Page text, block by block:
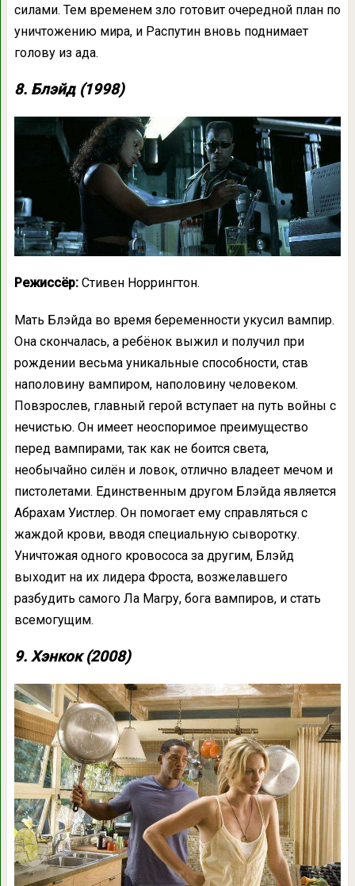
силами. Тем временем зло готовит очередной план по
уничтожению мира, и Распутин вновь поднимает
голову из ада.
8. Блэйд (1998)
Режиссёр:Стивен Норрингтон.
Мать Блэйда во время беременности укусил вампир.
Она скончалась, а ребёнок выжил и получил при
рождении весьма уникальные способности, став
наполовину вампиром, наполовину человеком.
Повзрослев, главный герой вступает на путь войны с
нечистью. Он имеет неоспоримое преимущество
перед вампирами, так как не боится света,
необычайно силён и ловок, отлично владеет мечом и
пистолетами. Единственным другом Блэйда является
Абрахам Уистлер. Он помогает ему справляться с
жаждой крови, вводя специальную сыворотку.
Уничтожая одного кровососа за другим, Блэйд
выходит на их лидера Фроста, возжелавшего
разбудить самого Ла Магру, бога вампиров, и стать
всемогущим.
9. Хэнкок (2008)